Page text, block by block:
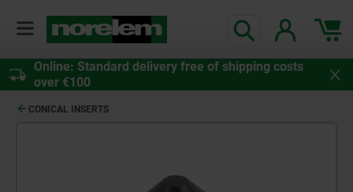
Online: Standard delivery free of shipping costs
over €100
CONICAL INSERTS